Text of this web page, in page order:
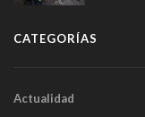
CATEGORÍAS
Actualidad